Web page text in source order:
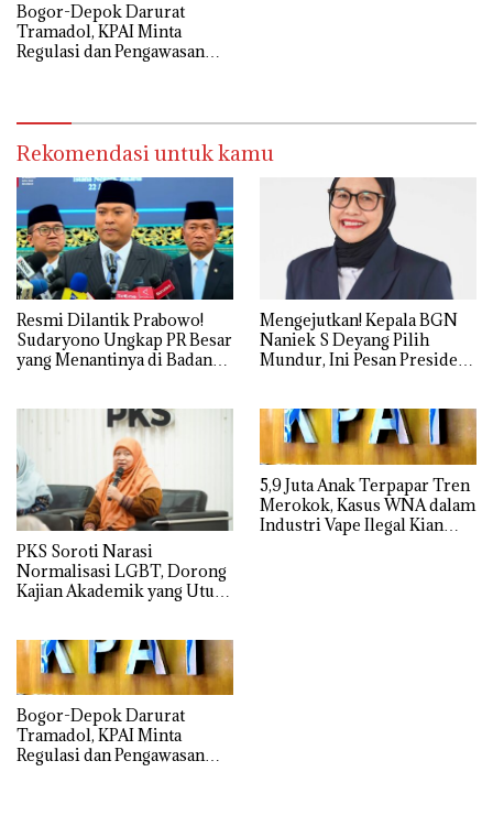
Bogor-Depok Darurat
Tramadol, KPAI Minta
Regulasi dan Pengawasan
Rekomendasi untuk kamu
Resmi Dilantik Prabowo!
Sudaryono Ungkap PR Besar
yang Menantinya di Badan
Mengejutkan! Kepala BGN
Naniek S Deyang Pilih
Mundur, Ini Pesan Presiden
PKS Soroti Narasi
Normalisasi LGBT, Dorong
Kajian Akademik yang Utuh
5,9 Juta Anak Terpapar Tren
Merokok, Kasus WNA dalam
Industri Vape Ilegal Kian
Bogor-Depok Darurat
Tramadol, KPAI Minta
Regulasi dan Pengawasan